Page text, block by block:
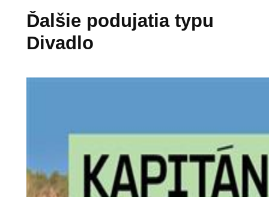
Ďalšie podujatia typu
Divadlo